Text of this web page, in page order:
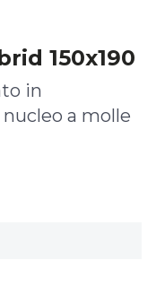
150x190
in
a molle